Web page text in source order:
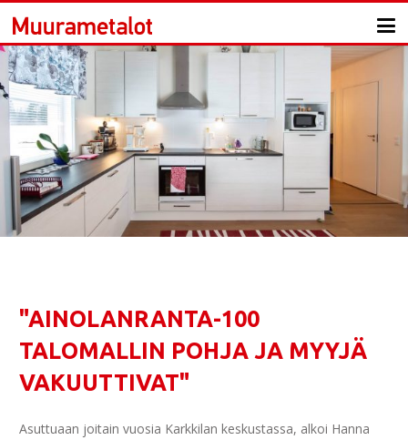
"AINOLANRANTA-100
TALOMALLIN POHJA JA MYYJÄ
VAKUUTTIVAT"
Asuttuaan joitain vuosia Karkkilan keskustassa, alkoi Hanna